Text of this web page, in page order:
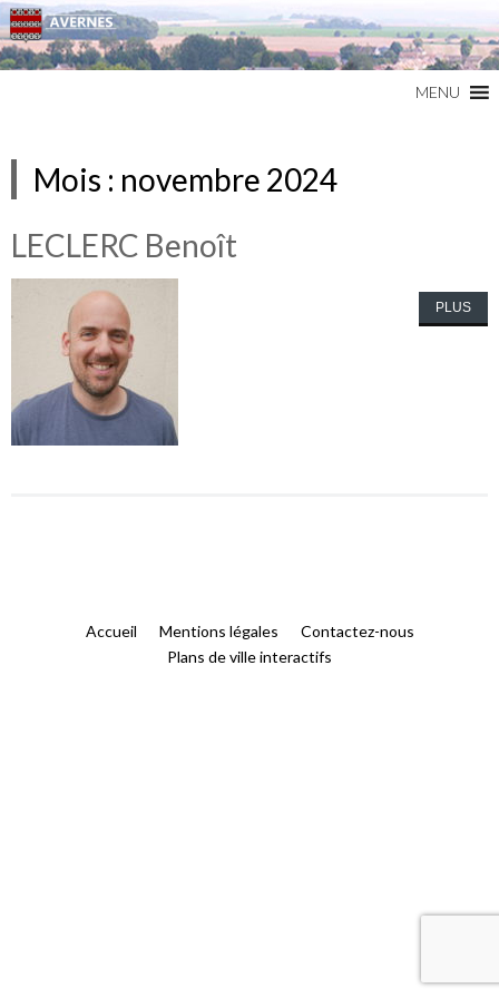
MENU
Mois : novembre 2024
LECLERC Benoît
PLUS
Accueil Mentions légales
Contactez-nous
Plans de ville interactifs